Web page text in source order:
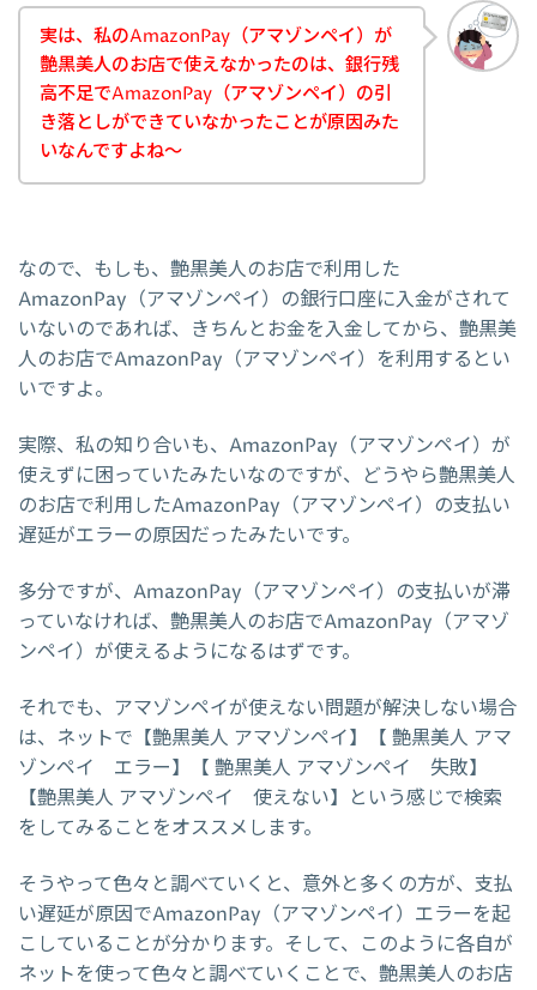
実は、私のAmazonPay（アマゾンペイ）が
艶黒美人のお店で使えなかったのは、銀行残
高不足でAmazonPay（アマゾンペイ）の引
き落としができていなかったことが原因みた
いなんですよね～
なので、もしも、艶黒美人のお店で利用した
AmazonPay（アマゾンペイ）の銀行口座に入金がされて
いないのであれば、きちんとお金を入金してから、艶黒美
人のお店でAmazonPay（アマゾンペイ）を利用するとい
いですよ。
実際、私の知り合いも、AmazonPay（アマゾンペイ）が
使えずに困っていたみたいなのですが、どうやら艶黒美人
のお店で利用したAmazonPay（アマゾンペイ）の支払い
遅延がエラーの原因だったみたいです。
多分ですが、AmazonPay（アマゾンペイ）の支払いが滞
っていなければ、艶黒美人のお店でAmazonPay（アマゾ
ンペイ）が使えるようになるはずです。
それでも、アマゾンペイが使えない問題が解決しない場合
は、ネットで【艶黒美人 アマゾンペイ】【 艶黒美人 アマ
ゾンペイ エラー】【 艶黒美人 アマゾンペイ 失敗】
【艶黒美人 アマゾンペイ 使えない】という感じで検索
をしてみることをオススメします。
そうやって色々と調べていくと、意外と多くの方が、支払
い遅延が原因でAmazonPay（アマゾンペイ）エラーを起
こしていることが分かります。そして、このように各自が
ネットを使って色々と調べていくことで、艶黒美人のお店